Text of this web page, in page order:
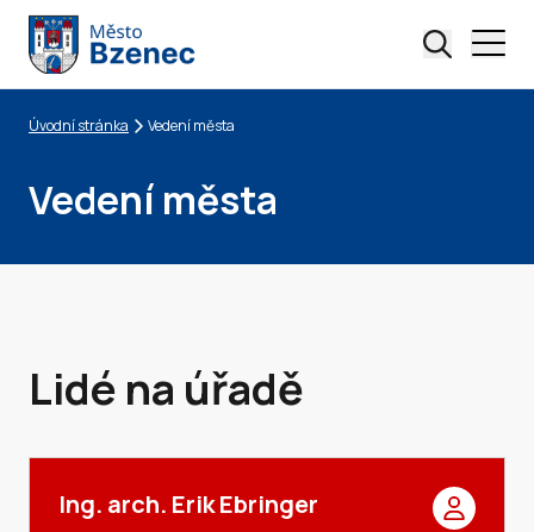
Drobečková navigace
Úvodní stránka Vedení města
Vedení města
Lidé na úřadě
Ing. arch. Erik Ebringer